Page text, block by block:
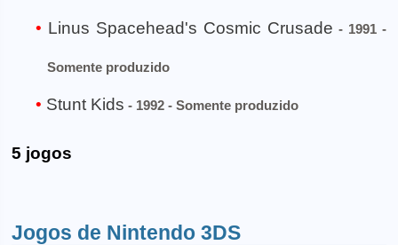
Linus Spacehead's Cosmic Crusade - 1991 -
Somente produzido
Stunt Kids - 1992 - Somente produzido
5 jogos
Jogos de Nintendo 3DS